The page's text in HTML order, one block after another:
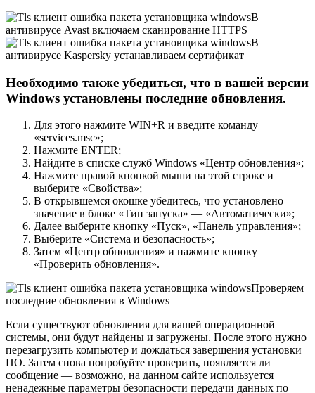
В
антивирусе Avast включаем сканирование HTTPS
В
антивирусе Kaspersky устанавливаем сертификат
Необходимо также убедиться, что в вашей версии
Windows установлены последние обновления.
Для этого нажмите WIN+R и введите команду
«services.msc»;
Нажмите ENTER;
Найдите в списке служб Windows «Центр обновления»;
Нажмите правой кнопкой мыши на этой строке и
выберите «Свойства»;
В открывшемся окошке убедитесь, что установлено
значение в блоке «Тип запуска» — «Автоматически»;
Далее выберите кнопку «Пуск», «Панель управления»;
Выберите «Система и безопасность»;
Затем «Центр обновления» и нажмите кнопку
«Проверить обновления».
Проверяем
последние обновления в Windows
Если существуют обновления для вашей операционной
системы, они будут найдены и загружены. После этого нужно
перезагрузить компьютер и дождаться завершения установки
ПО. Затем снова попробуйте проверить, появляется ли
сообщение — возможно, на данном сайте используется
ненадежные параметры безопасности передачи данных по